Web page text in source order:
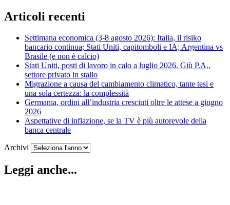
Articoli recenti
Settimana economica (3-8 agosto 2026): Italia, il risiko
bancario continua; Stati Uniti, capitomboli e IA; Argentina vs
Brasile (e non è calcio)
Stati Uniti, posti di lavoro in calo a luglio 2026. Giù P.A.,
settore privato in stallo
Migrazione a causa del cambiamento climatico, tante tesi e
una sola certezza: la complessità
Germania, ordini all’industria cresciuti oltre le attese a giugno
2026
Aspettative di inflazione, se la TV è più autorevole della
banca centrale
Archivi
Leggi anche...